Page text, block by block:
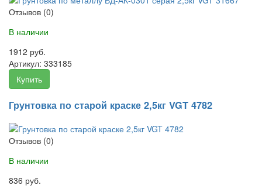
Отзывов (0)
В наличии
1912 руб.
Артикул: 333185
Купить
Грунтовка по старой краске 2,5кг VGT 4782
Отзывов (0)
В наличии
836 руб.